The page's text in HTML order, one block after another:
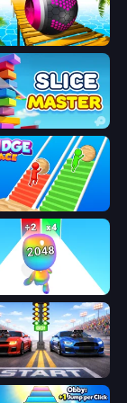
Balls Sea Race
Master
Race
Runner 2048
Racer 2